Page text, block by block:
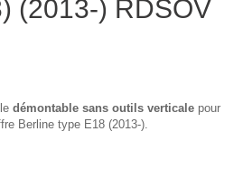
(2013-) RDSOV
démontable sans outils verticale pour
Berline type E18 (2013-).